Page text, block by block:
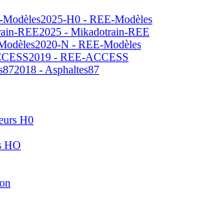
2025-H0 - REE-Modèles
2025 - Mikadotrain-REE
2020-N - REE-Modèles
2019 - REE-ACCESS
2018 - Asphaltes87
H0
HO